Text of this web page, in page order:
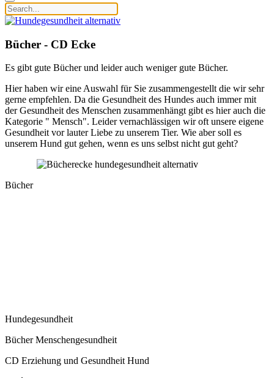
Bücher - CD Ecke
Es gibt gute Bücher und leider auch weniger gute Bücher.
Hier haben wir eine Auswahl für Sie zusammengestellt die wir sehr
gerne empfehlen. Da die Gesundheit des Hundes auch immer mit
der Gesundheit des Menschen zusammenhängt gibt es hier auch die
Kategorie " Mensch". Leider vernachlässigen wir oft unsere eigene
Gesundheit vor lauter Liebe zu unserem Tier. Wie aber soll es
unserem Hund gut gehen, wenn es uns selbst nicht gut geht?
Bücher
Hundegesundheit
Bücher Menschengesundheit
CD Erziehung und Gesundheit Hund